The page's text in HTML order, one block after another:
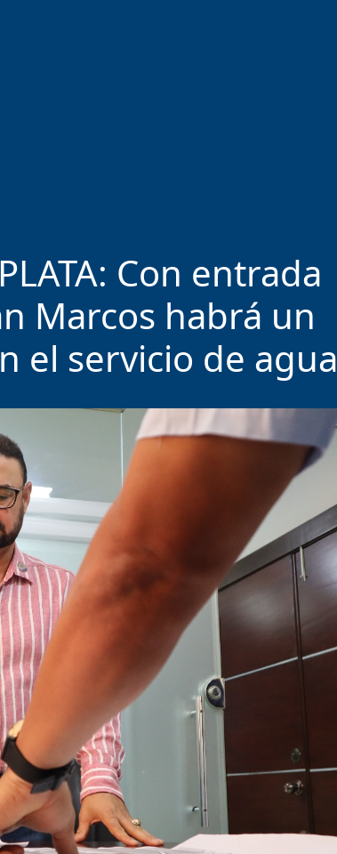
Con entrada
Marcos habrá un
el servicio de agua